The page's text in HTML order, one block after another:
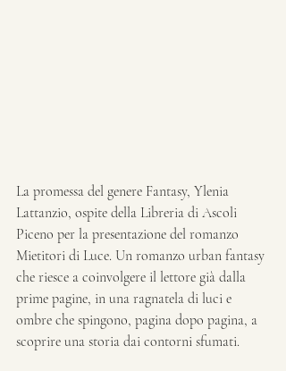
La promessa del genere Fantasy, Ylenia
Lattanzio, ospite della Libreria di Ascoli
Piceno per la presentazione del romanzo
Mietitori di Luce. Un romanzo urban fantasy
che riesce a coinvolgere il lettore già dalla
prime pagine, in una ragnatela di luci e
ombre che spingono, pagina dopo pagina, a
scoprire una storia dai contorni sfumati.